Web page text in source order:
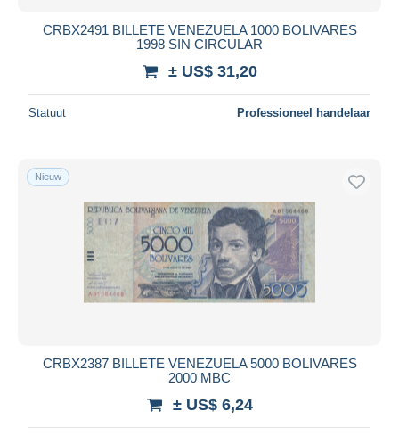
CRBX2491 BILLETE VENEZUELA 1000 BOLIVARES
1998 SIN CIRCULAR
± US$ 31,20
Statuut Professioneel handelaar
Nieuw
CRBX2387 BILLETE VENEZUELA 5000 BOLIVARES
2000 MBC
± US$ 6,24